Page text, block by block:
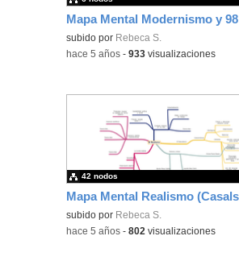
Mapa Mental Modernismo y 98
Contenido educativo.
subido por Rebeca S.
-hace 5 años -933 visualizaciones
Contenido educativo.
subido por Rebeca S.
42 nodos
-hace 5 años -802 visualizaciones